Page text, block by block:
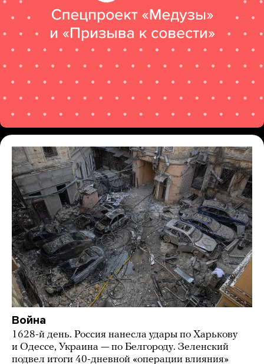
Война
1628-й день. Россия нанесла удары по Харькову
и Одессе, Украина — по Белгороду. Зеленский
подвел итоги 40-дневной «операции влияния»